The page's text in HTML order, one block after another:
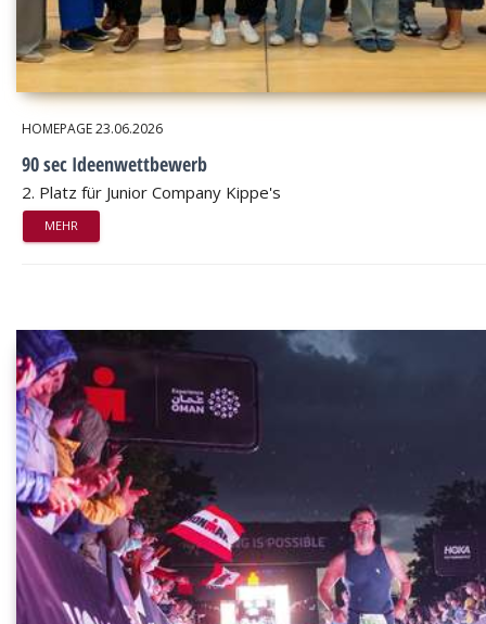
HOMEPAGE23.06.2026
90 sec Ideenwettbewerb
2. Platz für Junior Company Kippe's
MEHR